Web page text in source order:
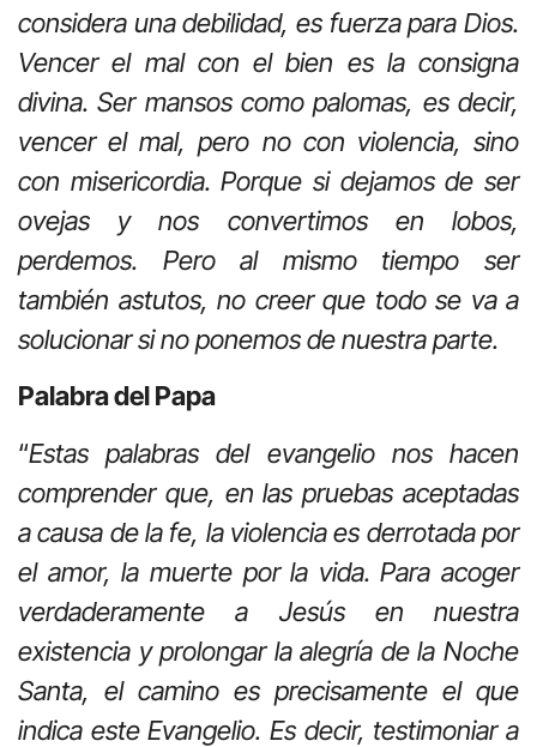
considera una debilidad, es fuerza para Dios.
Vencer el mal con el bien es la consigna
divina. Ser mansos como palomas, es decir,
vencer el mal, pero no con violencia, sino
con misericordia. Porque si dejamos de ser
ovejas y nos convertimos en lobos,
perdemos. Pero al mismo tiempo ser
también astutos, no creer que todo se va a
solucionar si no ponemos de nuestra parte.
Palabra del Papa
“Estas palabras del evangelio nos hacen
comprender que, en las pruebas aceptadas
a causa de la fe, la violencia es derrotada por
el amor, la muerte por la vida. Para acoger
verdaderamente a Jesús en nuestra
existencia y prolongar la alegría de la Noche
Santa, el camino es precisamente el que
indica este Evangelio. Es decir, testimoniar a